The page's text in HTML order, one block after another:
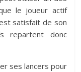
le joueur actif
satisfait de son
repartent donc
ses lancers pour